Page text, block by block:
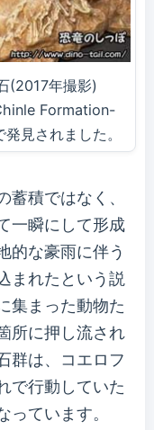
(2017年撮影)
Formation-
見されました。
蓄積ではなく、
一瞬にして形成
的な豪雨に伴う
まれたという説
集まった動物た
所に押し流され
群は、コエロフ
で行動していた
ています。